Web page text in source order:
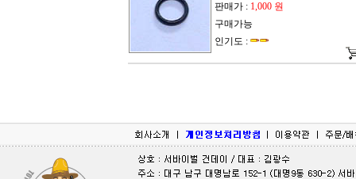
판매가 : 1,000 원
구매가능
인기도 :